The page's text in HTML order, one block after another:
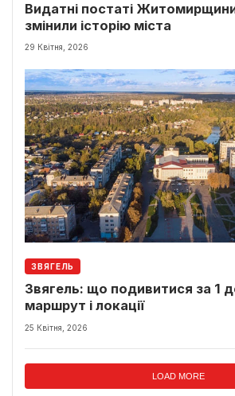
Видатні постаті
змінили історію міста
29 Квітня, 2026
ЗВЯГЕЛЬ
Звягель: що подивитися за 1
маршрут і локації
25 Квітня, 2026
LOAD MORE